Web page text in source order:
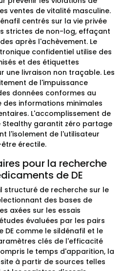
ventes de vitalité masculine.
centrés sur la vie privée
strictes de non-log, effaçant
après l'achèvement. Le
confidentiel utilise des
et des étiquettes
une livraison non traçable. Les
de l'impuissance
données conformes au
des informations minimales
L'accomplissement de
Stealthy garantit zéro partage
l'isolement de l'utilisateur
érectile.
pour la recherche
de DE
structuré de recherche sur le
des bases de
axées sur les essais
évaluées par les pairs
DE comme le sildénafil et le
clés de l'efficacité
le temps d'apparition, la
à partir de sources telles